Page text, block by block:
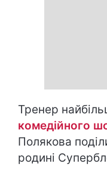
Тренер
комедійного
Полякова
родині